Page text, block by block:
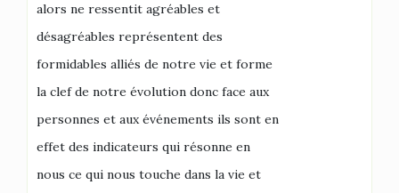
alors ne ressentit agréables et
désagréables représentent des
formidables alliés de notre vie et forme
la clef de notre évolution donc face aux
personnes et aux événements ils sont en
effet des indicateurs qui résonne en
nous ce qui nous touche dans la vie et